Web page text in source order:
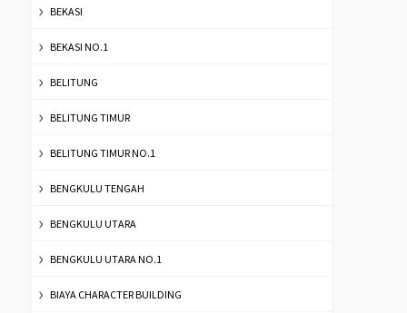
BEKASI
BEKASI NO.1
BELITUNG
BELITUNG TIMUR
BELITUNG TIMUR NO.1
BENGKULU TENGAH
BENGKULU UTARA
BENGKULU UTARA NO.1
BIAYA CHARACTER BUILDING